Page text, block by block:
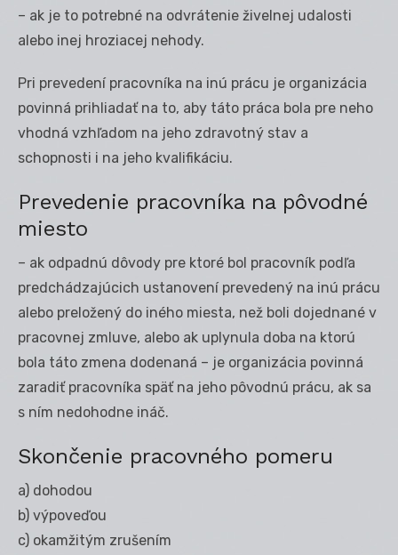
– ak je to potrebné na odvrátenie živelnej udalosti
alebo inej hroziacej nehody.
Pri prevedení pracovníka na inú prácu je organizácia
povinná prihliadať na to, aby táto práca bola pre neho
vhodná vzhľadom na jeho zdravotný stav a
schopnosti i na jeho kvalifikáciu.
Prevedenie pracovníka na pôvodné
miesto
– ak odpadnú dôvody pre ktoré bol pracovník podľa
predchádzajúcich ustanovení prevedený na inú prácu
alebo preložený do iného miesta, než boli dojednané v
pracovnej zmluve, alebo ak uplynula doba na ktorú
bola táto zmena dodenaná – je organizácia povinná
zaradiť pracovníka späť na jeho pôvodnú prácu, ak sa
s ním nedohodne ináč.
Skončenie pracovného pomeru
a) dohodou
b) výpoveďou
c) okamžitým zrušením